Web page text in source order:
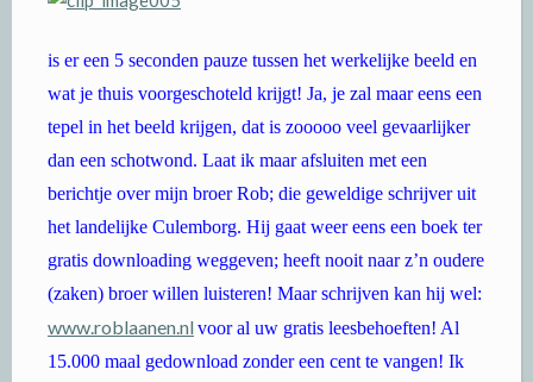
is er een 5 seconden pauze tussen het werkelijke beeld en
wat je thuis voorgeschoteld krijgt! Ja, je zal maar eens een
tepel in het beeld krijgen, dat is zooooo veel gevaarlijker
dan een schotwond. Laat ik maar afsluiten met een
berichtje over mijn broer Rob; die geweldige schrijver uit
het landelijke Culemborg. Hij gaat weer eens een boek ter
gratis downloading weggeven; heeft nooit naar z’n oudere
(zaken) broer willen luisteren! Maar schrijven kan hij wel:
www.roblaanen.nlvoor al uw gratis leesbehoeften! Al
15.000 maal gedownload zonder een cent te vangen! Ik